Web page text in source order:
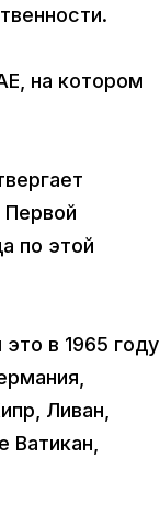
на котором
Первой
по этой
в 1965 году
Ливан,
Ватикан,